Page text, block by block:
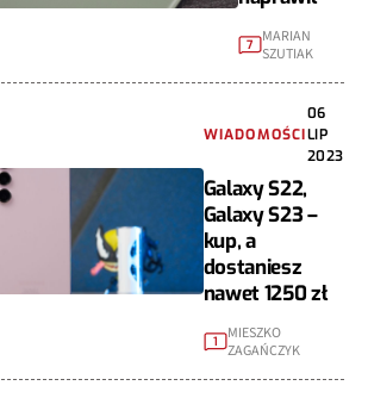
7
MARIAN
SZUTIAK
WIADOMOŚCI
06
LIP
2023
Galaxy S22,
Galaxy S23 –
kup, a
dostaniesz
nawet 1250 zł
1
MIESZKO
ZAGAŃCZYK